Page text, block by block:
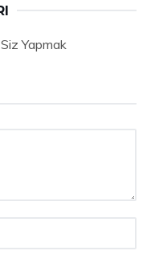
Siz Yapmak